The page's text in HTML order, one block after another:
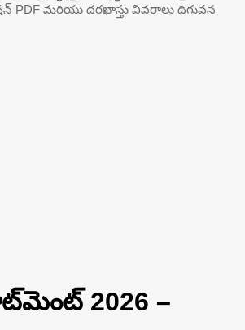
PDF మరియు దరఖాస్తు వివరాలు దిగువన
2026 –